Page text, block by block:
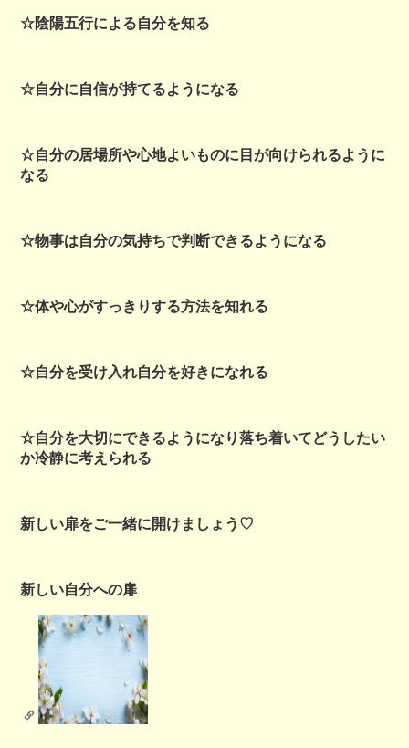
☆陰陽五行による自分を知る
☆自分に自信が持てるようになる
☆自分の居場所や心地よいものに目が向けられるように
なる
☆物事は自分の気持ちで判断できるようになる
☆体や心がすっきりする方法を知れる
☆自分を受け入れ自分を好きになれる
☆自分を大切にできるようになり落ち着いてどうしたい
か冷静に考えられる
新しい扉をご一緒に開けましょう♡
新しい自分への扉